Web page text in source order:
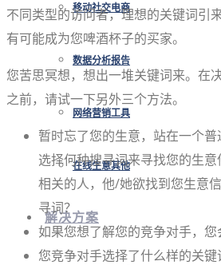
移动社交电商
数据分析报告
网络营销工具
在线生意其他
解决方案
不同类型的访问者，理想的关键词引
有可能成为您啤酒杯子的买家。
您苦思冥想，想出一堆关键词来。在
之前，请试一下另外三个方法。
暂时忘了您的生意，站在一个
选择何种搜寻词来寻找您的生
相关的人，他/她欲找到您生意
寻词？
如果您想了解您的竞争对手，您
您竞争对手选择了什么样的关键